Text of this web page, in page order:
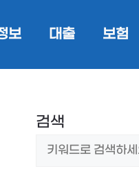
보 대출 보험
검색